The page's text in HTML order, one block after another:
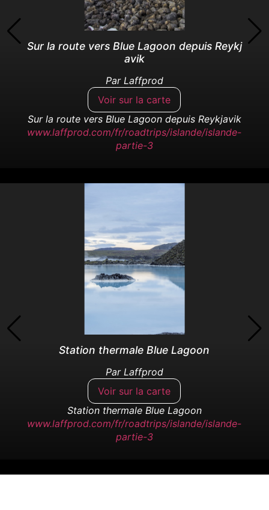
Sur la route vers Blue Lagoon depuis Reykj
avik
Par Laffprod
Voir sur la carte
Sur la route vers Blue Lagoon depuis Reykjavik
www.laffprod.com/fr/roadtrips/islande/islande-
partie-3
Station thermale Blue Lagoon
Par Laffprod
Voir sur la carte
Station thermale Blue Lagoon
www.laffprod.com/fr/roadtrips/islande/islande-
partie-3